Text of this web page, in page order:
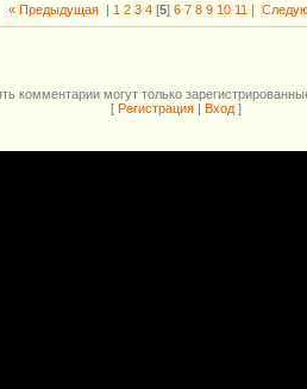
« Предыдущая| 1 2 3 4[5] 6 7 8 9 10 11 |
комментарии могут только
[ Регистрация Вход ]